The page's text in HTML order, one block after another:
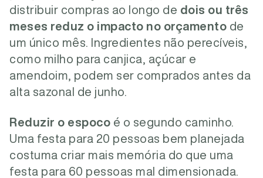
distribuir compras ao longo de dois ou três
meses reduz o impacto no orçamento de
um único mês. Ingredientes não perecíveis,
como milho para canjica, açúcar e
amendoim, podem ser comprados antes da
alta sazonal de junho.
Reduzir o espoco é o segundo caminho.
Uma festa para 20 pessoas bem planejada
costuma criar mais memória do que uma
festa para 60 pessoas mal dimensionada.